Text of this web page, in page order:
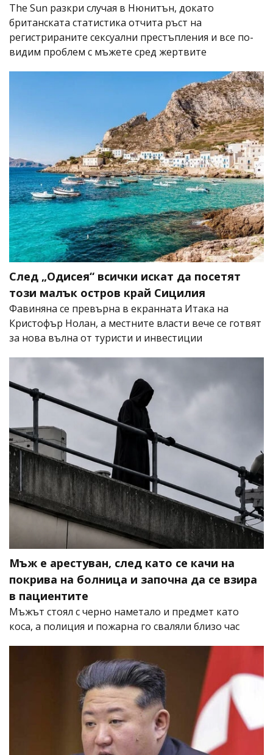
The Sun разкри случая в Нюнитън, докато
британската статистика отчита ръст на
регистрираните сексуални престъпления и все по-
видим проблем с мъжете сред жертвите
След „Одисея“ всички искат да посетят
този малък остров край Сицилия
Фавиняна се превърна в екранната Итака на
Кристофър Нолан, а местните власти вече се готвят
за нова вълна от туристи и инвестиции
Мъж е арестуван, след като се качи на
покрива на болница и започна да се взира
в пациентите
Мъжът стоял с черно наметало и предмет като
коса, а полиция и пожарна го сваляли близо час